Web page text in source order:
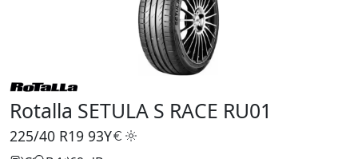
Rotalla SETULA S RACE RU01
225/40 R19 93Y